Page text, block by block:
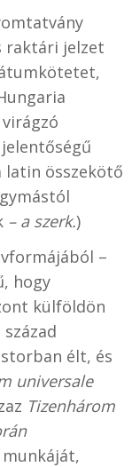
raktári jelzet
latin összekötő
– a szerk.)
–
hogy
külföldön
élt, és
universale
Tizenhárom